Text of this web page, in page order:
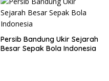
Persib Bandung Ukir Sejarah
Besar Sepak Bola Indonesia